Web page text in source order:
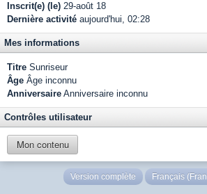
Inscrit(e) (le) 29-août 18
Dernière activité aujourd'hui, 02:28
Mes informations
Titre Sunriseur
Âge Âge inconnu
Anniversaire Anniversaire inconnu
Contrôles utilisateur
Mon contenu
Version complète Français